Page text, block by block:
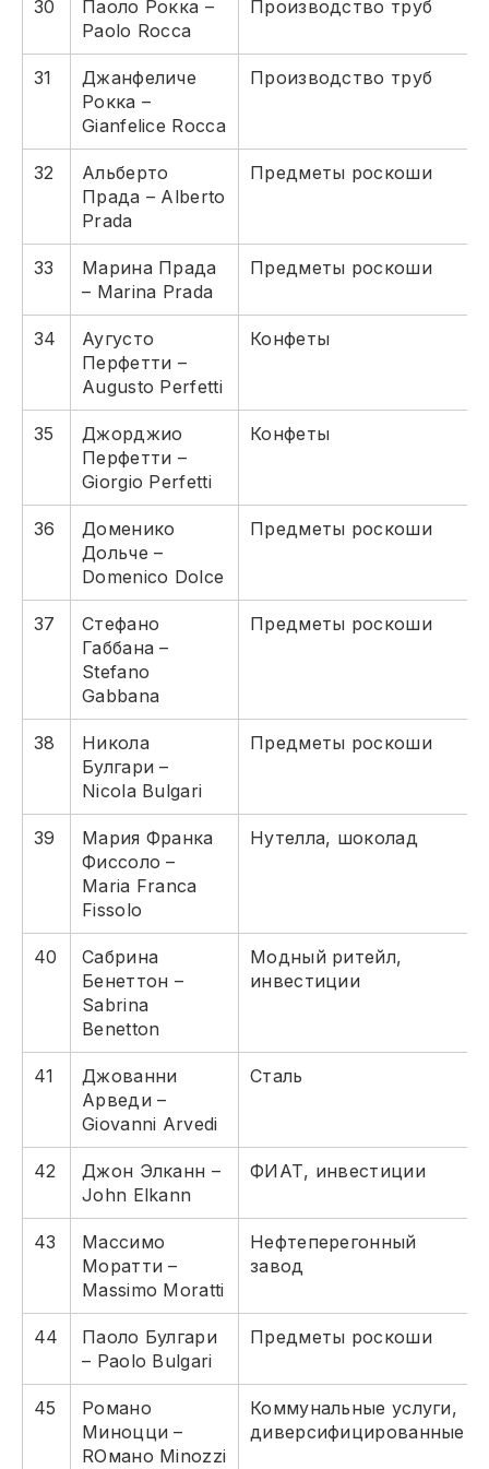
30
Паоло Рокка –
Paolo Rocca
Производство труб
31
Джанфеличе
Рокка –
Gianfelice Rocca
Производство труб
32
Альберто
Прада – Alberto
Prada
Предметы роскоши
33
Марина Прада
– Marina Prada
Предметы роскоши
34
Аугусто
Перфетти –
Augusto Perfetti
Конфеты
35
Джорджио
Перфетти –
Giorgio Perfetti
Конфеты
36
Доменико
Дольче –
Domenico Dolce
Предметы роскоши
37
Стефано
Габбана –
Stefano
Gabbana
Предметы роскоши
38
Никола
Булгари –
Nicola Bulgari
Предметы роскоши
39
Мария Франка
Фиссоло –
Maria Franca
Fissolo
Нутелла, шоколад
40
Сабрина
Бенеттон –
Sabrina
Benetton
Модный ритейл,
инвестиции
41
Джованни
Арведи –
Giovanni Arvedi
Сталь
42
Джон Элканн –
John Elkann
ФИАТ, инвестиции
43
Массимо
Моратти –
Massimo Moratti
Нефтеперегонный
завод
44
Паоло Булгари
– Paolo Bulgari
Предметы роскоши
45
Романо
Миноцци –
RОманo Minozzi
Коммунальные услуги,
диверсифицированные